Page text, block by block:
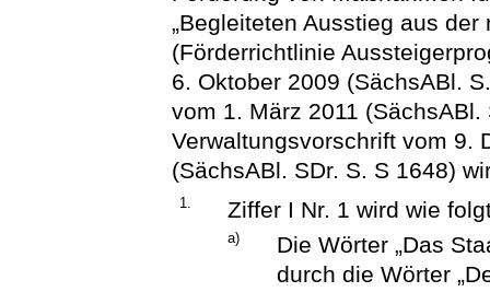
„Begleiteten Ausstieg aus
(Förderrichtlinie
6. Oktober 2009 (SächsABl.
vom 1. März 2011
Verwaltungsvorschrift vom 9.
(SächsABl. SDr. S. S 1648)
1. Ziffer I Nr. 1 wird wie
a)
Die Wörter „Das
durch die Wörter